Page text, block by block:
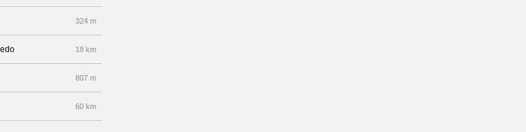
324 m
18 km
807 m
60 km